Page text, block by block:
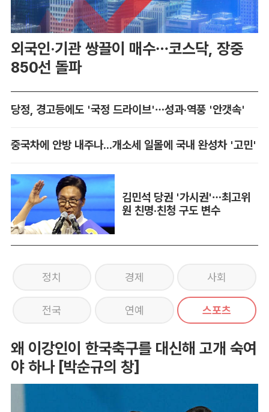
외국인·기관 쌍끌이 매수…코스닥, 장중
850선 돌파
당정, 경고등에도 '국정 드라이브'…성과·역풍 '안갯속'
중국차에 안방 내주나...개소세 일몰에 국내 완성차 '고민'
김민석 당권 '가시권'…최고위
원 친명·친청 구도 변수
정치 경제 사회
전국 연예 스포츠
왜 이강인이 한국축구를 대신해 고개 숙여
야 하나 [박순규의 창]